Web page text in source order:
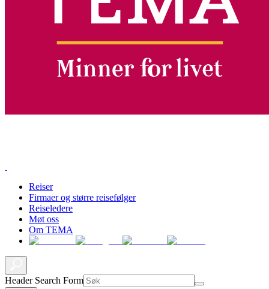
Reiser
Firmaer og større reisefølger
Reiseledere
Møt oss
Om TEMA
Header Search Form